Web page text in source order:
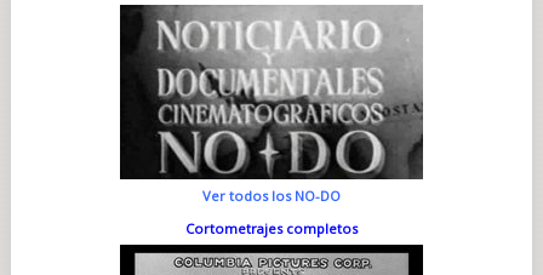
Ver todos los NO-DO
Cortometrajes completos